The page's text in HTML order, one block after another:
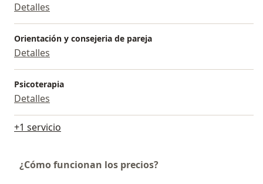
Detalles
Orientación y consejeria de pareja
Detalles
Psicoterapia
Detalles
+1 servicio
¿Cómo funcionan los precios?